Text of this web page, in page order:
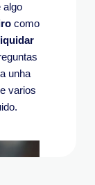
algo
como
unha
varios